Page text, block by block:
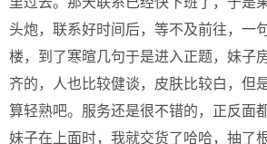
头炮，联系好时间后，等不及前往，一
楼，到了寒暄几句于是进入正题，妹子
齐的，人也比较健谈，皮肤比较白，但
算轻熟吧。服务还是很不错的，正反面
妹子在上面时，我就交货了哈哈，抽了